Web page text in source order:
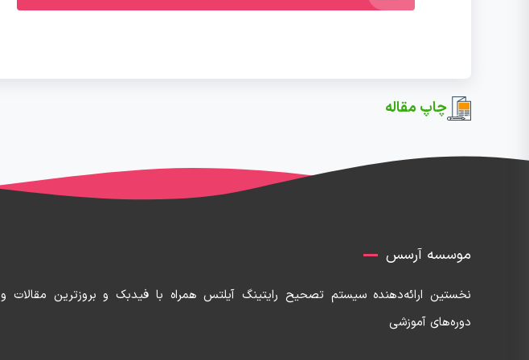
چاپ مقاله
موسسه آرسس
نخستین ارائه‌دهنده‌ سیستم تصحیح رایتینگ آیلتس همراه با فیدبک و بروزترین مقالات و
دوره‌های آموزشی